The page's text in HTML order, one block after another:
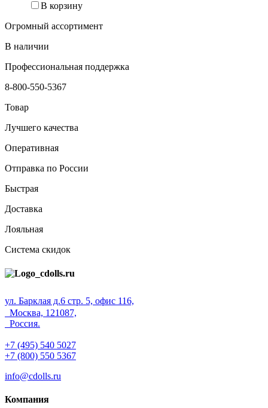
В корзину
Огромный ассортимент
В наличии
Профессиональная поддержка
8-800-550-5367
Товар
Лучшего качества
Оперативная
Отправка по России
Быстрая
Доставка
Лояльная
Система скидок
ул. Барклая д.6 стр. 5, офис 116,
Москва, 121087,
Россия.
+7 (495) 540 5027
+7 (800) 550 5367
info@cdolls.ru
Компания